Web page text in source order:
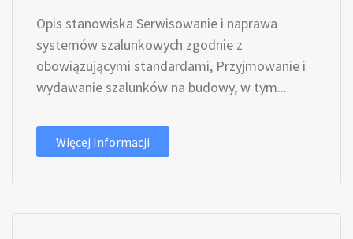
Opis stanowiska Serwisowanie i naprawa
systemów szalunkowych zgodnie z
obowiązującymi standardami, Przyjmowanie i
wydawanie szalunków na budowy, w tym...
Więcej Informacji